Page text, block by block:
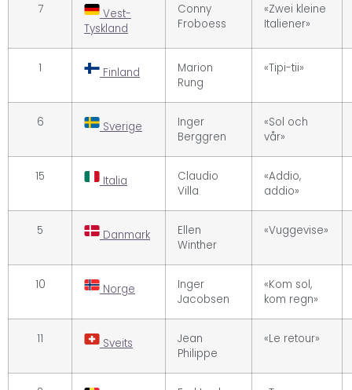
7
Vest-
Tyskland
Conny
Froboess
«Zwei kleine
Italiener»
1 Finland
Marion
Rung
«Tipi-tii»
6 Sverige
Inger
Berggren
«Sol och
vår»
15 Italia
Claudio
Villa
«Addio,
addio»
5 Danmark
Ellen
Winther
«Vuggevise»
10 Norge
Inger
Jacobsen
«Kom sol,
kom regn»
11 Sveits
Jean
Philippe
«Le retour»